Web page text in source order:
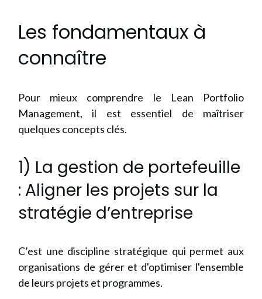
Les fondamentaux à
connaître
Pour mieux comprendre le Lean Portfolio
Management, il est essentiel de maîtriser
quelques concepts clés.
1) La gestion de portefeuille
: Aligner les projets sur la
stratégie d’entreprise
C’est une discipline stratégique qui permet aux
organisations de gérer et d'optimiser l'ensemble
de leurs projets et programmes.